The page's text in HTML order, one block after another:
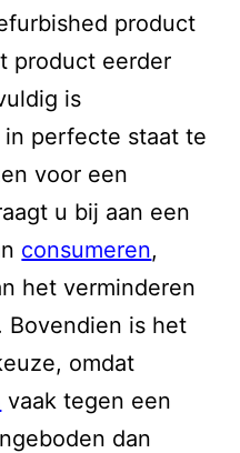
product
product eerder
is
perfecte staat te
voor een
u bij aan een
consumeren,
het verminderen
Bovendien is het
omdat
vaak tegen een
dan